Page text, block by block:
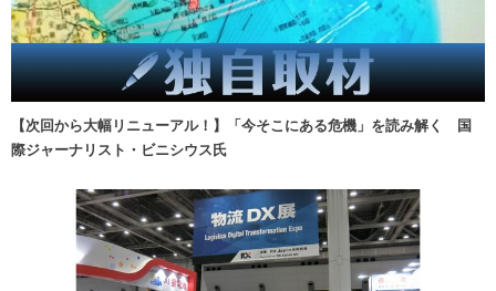
【次回から大幅リニューアル！】「今そこにある危機」を読み解く 国
際ジャーナリスト・ビニシウス氏